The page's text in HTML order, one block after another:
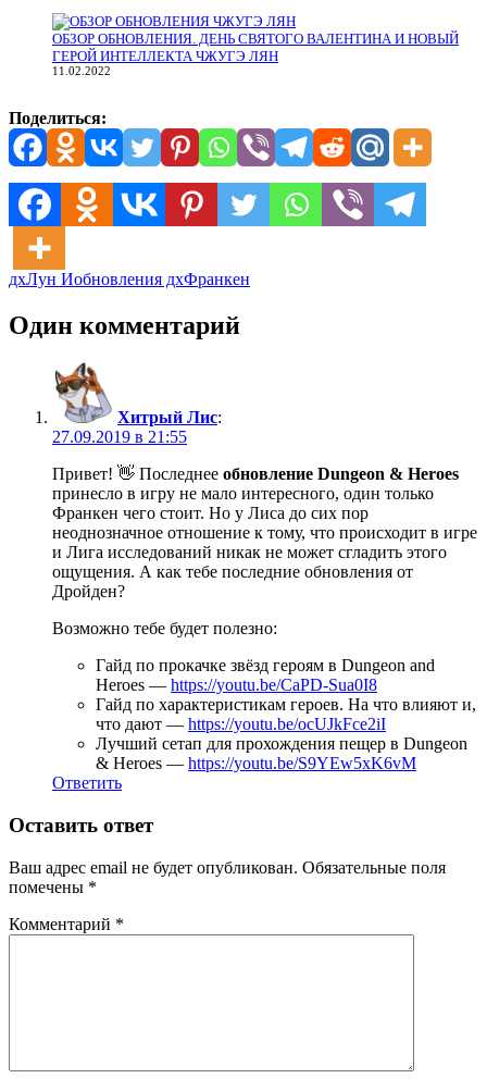
ОБЗОР ОБНОВЛЕНИЯ. ДЕНЬ СВЯТОГО ВАЛЕНТИНА И НОВЫЙ
ГЕРОЙ ИНТЕЛЛЕКТА ЧЖУГЭ ЛЯН
11.02.2022
Поделиться:
дхЛун Иобновления дхФранкен
Один комментарий
Хитрый Лис:
27.09.2019 в 21:55
Привет! 👋 Последнее обновление Dungeon & Heroes
принесло в игру не мало интересного, один только
Франкен чего стоит. Но у Лиса до сих пор
неоднозначное отношение к тому, что происходит в игре
и Лига исследований никак не может сгладить этого
ощущения. А как тебе последние обновления от
Дройден?
Возможно тебе будет полезно:
Гайд по прокачке звёзд героям в Dungeon and
Heroes — https://youtu.be/CaPD-Sua0I8
Гайд по характеристикам героев. На что влияют и,
что дают — https://youtu.be/ocUJkFce2iI
Лучший сетап для прохождения пещер в Dungeon
& Heroes — https://youtu.be/S9YEw5xK6vM
Ответить
Оставить ответ
Ваш адрес email не будет опубликован. Обязательные поля
помечены *
Комментарий *